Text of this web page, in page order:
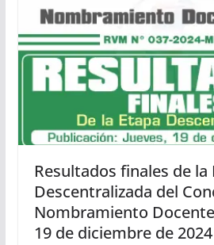
Resultados finales de la
Descentralizada del
Nombramiento
19 de diciembre de 2024